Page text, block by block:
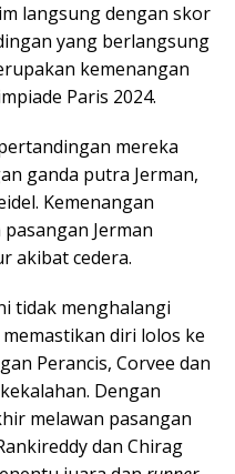
langsung dengan skor
yang berlangsung
kemenangan
Paris 2024.
mereka
ganda putra Jerman,
Kemenangan
Jerman
akibat cedera.
tidak menghalangi
diri lolos ke
Perancis, Corvee dan
Dengan
melawan pasangan
dan Chirag